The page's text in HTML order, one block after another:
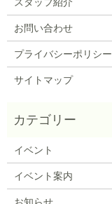
お問い合わせ
プライバシーポリシー
サイトマップ
イベント
イベント案内
お知らせ